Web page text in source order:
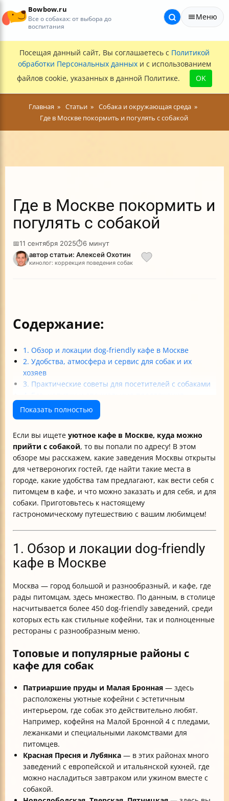
Bowbow.ru
Все о собаках: от выбора до
воспитания
Меню
Посещая данный сайт, Вы соглашаетесь с Политикой
обработки Персональных данных и с использованием
файлов cookie, указанных в данной Политике.
OK
Главная Статьи
Собака и окружающая среда
Где в Москве покормить и погулять с собакой
Где в Москве покормить и
погулять с собакой
📅11 сентября 2025⏱6 минут
автор статьи: Алексей Охотин
кинолог: коррекция поведения собак
Содержание:
1. Обзор и локации dog-friendly кафе в Москве
2. Удобства, атмосфера и сервис для собак и их
хозяев
3. Практические советы для посетителей с собаками
5. Уникальные особенности и тренды московской
сцены dog-friendly кафе
Показать полностью
Если вы ищете уютное кафе в Москве, куда можно
прийти с собакой, то вы попали по адресу! В этом
обзоре мы расскажем, какие заведения Москвы открыты
для четвероногих гостей, где найти такие места в
городе, какие удобства там предлагают, как вести себя с
питомцем в кафе, и что можно заказать и для себя, и для
собаки. Приготовьтесь к настоящему
гастрономическому путешествию с вашим любимцем!
1. Обзор и локации dog-friendly
кафе в Москве
Москва — город большой и разнообразный, и кафе, где
рады питомцам, здесь множество. По данным, в столице
насчитывается более 450 dog-friendly заведений, среди
которых есть как стильные кофейни, так и полноценные
рестораны с разнообразным меню.
Топовые и популярные районы с
кафе для собак
Патриаршие пруды и Малая Бронная — здесь
расположены уютные кофейни с эстетичным
интерьером, где собак это действительно любят.
Например, кофейня на Малой Бронной 4 с пледами,
лежанками и специальными лакомствами для
питомцев.
Красная Пресня и Лубянка — в этих районах много
заведений с европейской и итальянской кухней, где
можно насладиться завтраком или ужином вместе с
собакой.